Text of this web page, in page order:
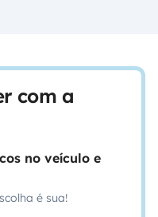
com a
no veículo e
é sua!